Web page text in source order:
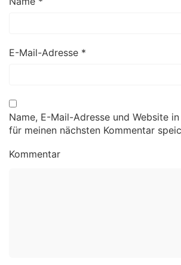
E-Mail-Adresse *
Name, E-Mail-Adresse und Website
für meinen nächsten Kommentar
Kommentar